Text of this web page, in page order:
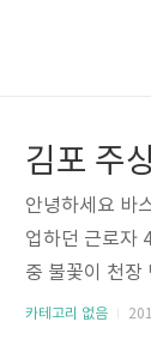
김포 주
안녕하세요 바
업하던 근로자
중 불꽃이 천장
소방서에 따르
카테고리 없음